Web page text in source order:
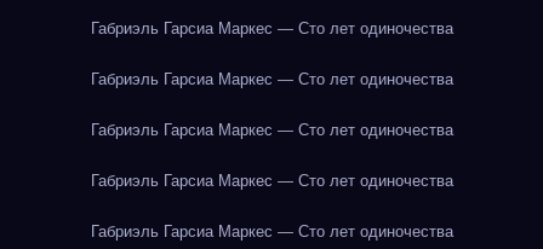
Габриэль Гарсиа Маркес — Сто лет одиночества
Габриэль Гарсиа Маркес — Сто лет одиночества
Габриэль Гарсиа Маркес — Сто лет одиночества
Габриэль Гарсиа Маркес — Сто лет одиночества
Габриэль Гарсиа Маркес — Сто лет одиночества